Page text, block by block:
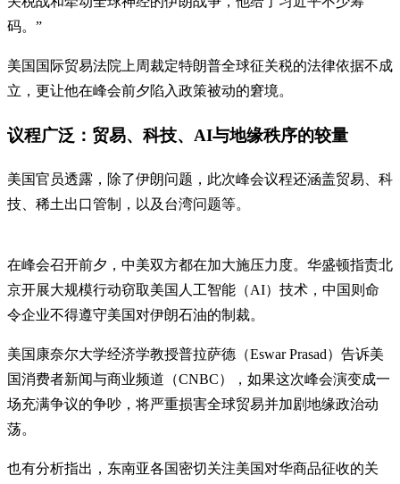
码。”
美国国际贸易法院上周裁定特朗普全球征关税的法律依据不成
立，更让他在峰会前夕陷入政策被动的窘境。
议程广泛：贸易、科技、AI与地缘秩序的较量
美国官员透露，除了伊朗问题，此次峰会议程还涵盖贸易、科
技、稀土出口管制，以及台湾问题等。
在峰会召开前夕，中美双方都在加大施压力度。华盛顿指责北
京开展大规模行动窃取美国人工智能（AI）技术，中国则命
令企业不得遵守美国对伊朗石油的制裁。
美国康奈尔大学经济学教授普拉萨德（Eswar Prasad）告诉美
国消费者新闻与商业频道（CNBC），如果这次峰会演变成一
场充满争议的争吵，将严重损害全球贸易并加剧地缘政治动
荡。
也有分析指出，东南亚各国密切关注美国对华商品征收的关